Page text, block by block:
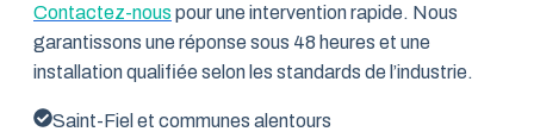
Contactez-nous pour une intervention rapide. Nous
garantissons une réponse sous 48 heures et une
installation qualifiée selon les standards de l’industrie.
Saint-Fiel et communes alentours